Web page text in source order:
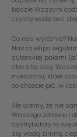
będzie Waszym
czystą wodę bez
Co nas wyróżnia?
Nasza ekipa
autorskiej palarni
dba o to, żeby
mieszanki, które
co chcecie pić, w
Ale wiemy, że nie
Waszego zdrowia i
dystrybutory to
się wodą zimną,